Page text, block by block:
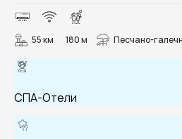
55 км 180 м Песчано-
СПА-Отели